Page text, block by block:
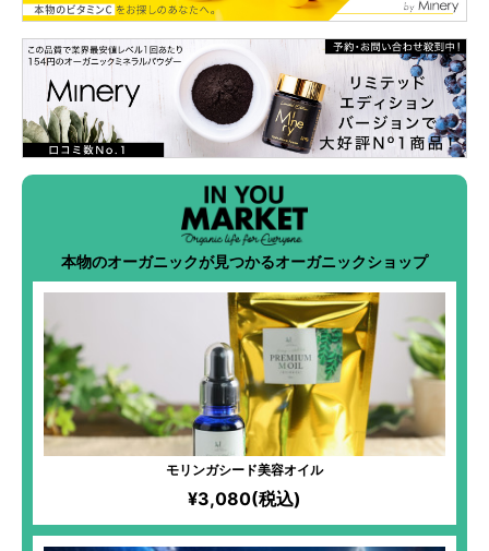
本物のオーガニックが見つかるオーガニックショップ
モリンガシード美容オイル
¥3,080(税込)